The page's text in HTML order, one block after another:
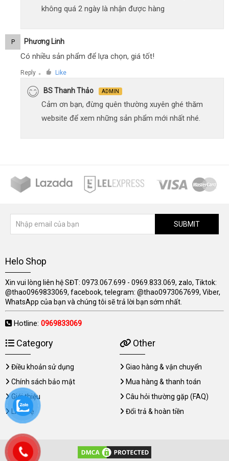
không quá 2 ngày là nhận được hàng
P Phương Linh
Có nhiều sản phẩm để lựa chọn, giá tốt!
Reply ● Like
BS Thanh Thảo ADMIN
Cảm ơn bạn, đừng quên thường xuyên ghé thăm
website để xem những sản phẩm mới nhất nhé.
SUBMIT
Helo Shop
Xin vui lòng liên hệ SĐT: 0973.067.699 - 0969.833.069, zalo, Tiktok:
@thao0969833069, facebook, telegram: @thao0973067699, Viber,
WhatsApp của bạn và chúng tôi sẽ trả lời bạn sớm nhất.
Hotline: 0969833069
Category
Điều khoản sử dụng
Chính sách bảo mật
Giới thiệu
Liên hệ
Other
Giao hàng & vận chuyển
Mua hàng & thanh toán
Câu hỏi thường gặp (FAQ)
Đổi trả & hoàn tiền